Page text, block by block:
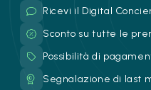
Ricevi il Digital
Sconto su tutte le
Possibilità di
Segnalazione di last